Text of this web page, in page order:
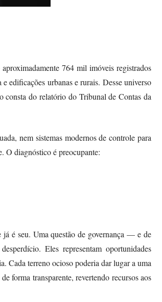
764 mil imóveis registrados
edificações urbanas e rurais. Desse universo
consta do relatório do Tribunal de Contas da
nem sistemas modernos de controle para
O diagnóstico é preocupante:
já é seu. Uma questão de governança — e de
Eles representam oportunidades
Cada terreno ocioso poderia dar lugar a uma
forma transparente, revertendo recursos aos